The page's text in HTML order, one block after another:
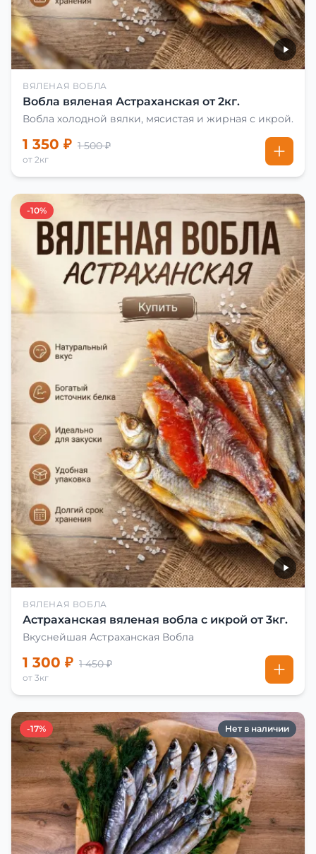
ВЯЛЕНАЯ ВОБЛА
Вобла вяленая Астраханская от 2кг.
Вобла холодной вялки, мясистая и жирная с икрой.
1 350 ₽ 1 500 ₽
от 2кг
-10%
ВЯЛЕНАЯ ВОБЛА
Астраханская вяленая вобла с икрой от 3кг.
Вкуснейшая Астраханская Вобла
1 300 ₽ 1 450 ₽
от 3кг
-17% Нет в наличии